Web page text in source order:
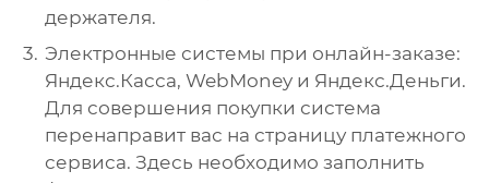
держателя.
Электронные системы при онлайн-заказе:
Яндекс.Касса, WebMoney и Яндекс.Деньги.
Для совершения покупки система
перенаправит вас на страницу платежного
сервиса. Здесь необходимо заполнить